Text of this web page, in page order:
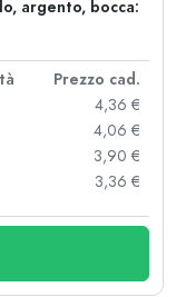
argento, bocca:
Prezzo cad.
4,36 €
4,06 €
3,90 €
3,36 €